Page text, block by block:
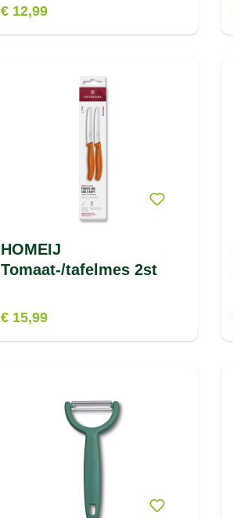
€ 12,99
HOMEIJ
Tomaat-/tafelmes 2st
€ 15,99